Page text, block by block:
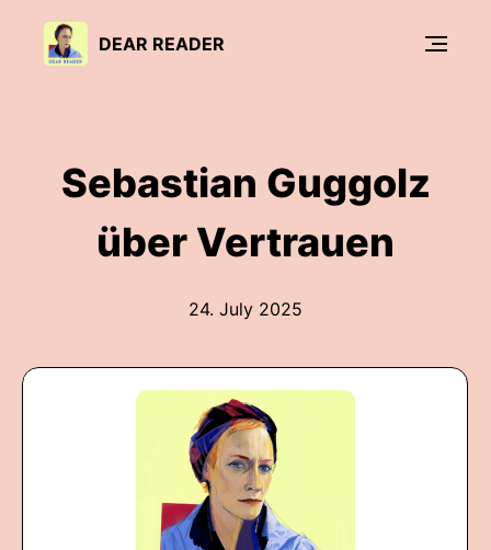
DEAR READER
Sebastian Guggolz
über Vertrauen
24. July 2025